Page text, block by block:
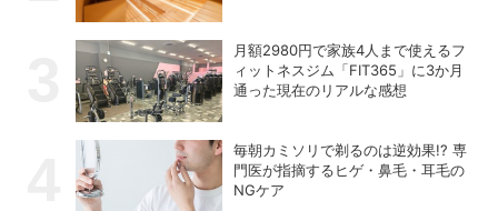
月額2980円で家族4人まで使えるフ
ィットネスジム「FIT365」に3か月
通った現在のリアルな感想
毎朝カミソリで剃るのは逆効果!? 専
門医が指摘するヒゲ・鼻毛・耳毛の
NGケア